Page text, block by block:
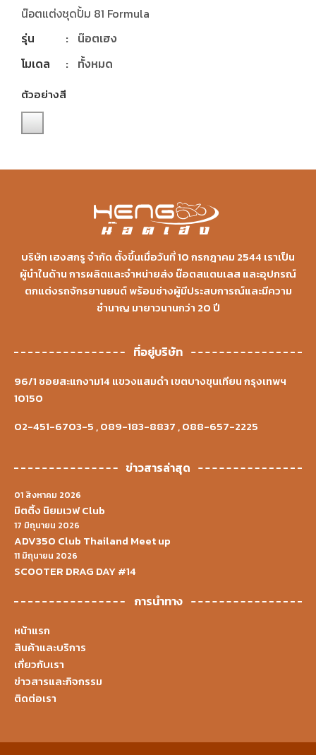
น๊อตแต่งชุดปั้ม 81 Formula
รุ่น
: น๊อตเฮง
โมเดล
: ทั้งหมด
ตัวอย่างสี
บริษัท เฮงสกรู จำกัด ตั้งขึ้นเมื่อวันที่ 10 กรกฎาคม 2544 เราเป็น
ผู้นำในด้าน การผลิตและจำหน่ายส่ง น๊อตสแตนเลส และอุปกรณ์
ตกแต่งรถจักรยานยนต์ พร้อมช่างผู้มีประสบการณ์และมีความ
ชำนาญ มายาวนานกว่า 20 ปี
ที่อยู่บริษัท
96/1 ซอยสะแกงาม14 แขวงแสมดำ เขตบางขุนเทียน กรุงเทพฯ
10150
02-451-6703-5,089-183-8837,088-657-2225
ข่าวสารล่าสุด
01 สิงหาคม 2026
มิตติ้ง นิยมเวฟ Club
17 มิถุนายน 2026
ADV350 Club Thailand Meet up
11 มิถุนายน 2026
SCOOTER DRAG DAY #14
การนำทาง
หน้าแรก
สินค้าและบริการ
เกี่ยวกับเรา
ข่าวสารและกิจกรรม
ติดต่อเรา